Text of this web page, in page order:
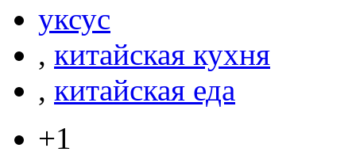
уксус
, китайская кухня
, китайская еда
+1